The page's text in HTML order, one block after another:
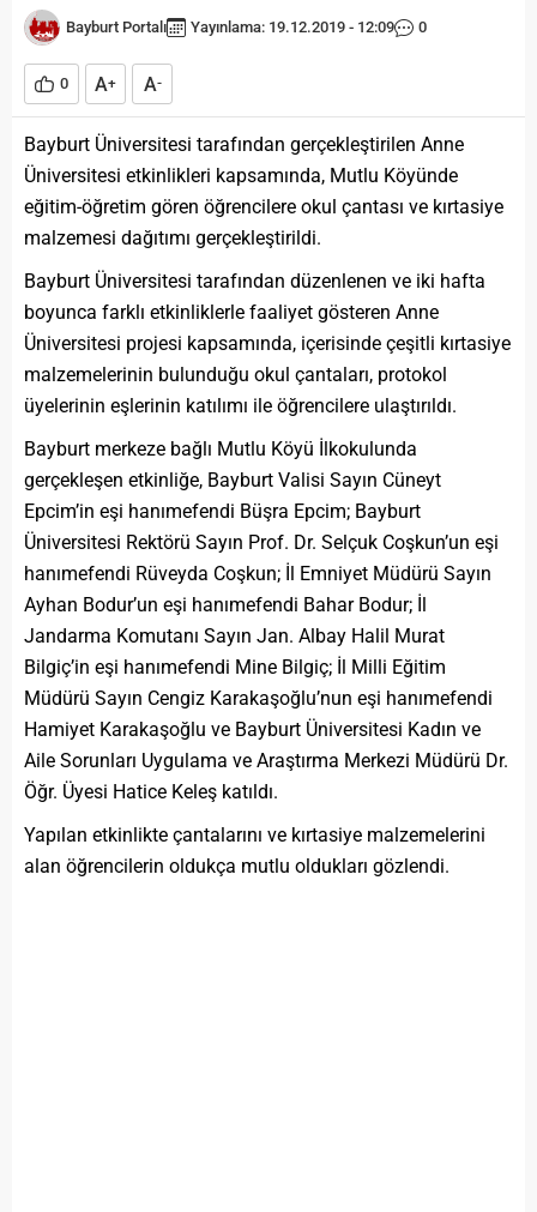
Bayburt Portalı Yayınlama: 19.12.2019 - 12:09 0
0 A+ A-
Bayburt Üniversitesi tarafından gerçekleştirilen Anne
Üniversitesi etkinlikleri kapsamında, Mutlu Köyünde
eğitim-öğretim gören öğrencilere okul çantası ve kırtasiye
malzemesi dağıtımı gerçekleştirildi.
Bayburt Üniversitesi tarafından düzenlenen ve iki hafta
boyunca farklı etkinliklerle faaliyet gösteren Anne
Üniversitesi projesi kapsamında, içerisinde çeşitli kırtasiye
malzemelerinin bulunduğu okul çantaları, protokol
üyelerinin eşlerinin katılımı ile öğrencilere ulaştırıldı.
Bayburt merkeze bağlı Mutlu Köyü İlkokulunda
gerçekleşen etkinliğe, Bayburt Valisi Sayın Cüneyt
Epcim’in eşi hanımefendi Büşra Epcim; Bayburt
Üniversitesi Rektörü Sayın Prof. Dr. Selçuk Coşkun’un eşi
hanımefendi Rüveyda Coşkun; İl Emniyet Müdürü Sayın
Ayhan Bodur’un eşi hanımefendi Bahar Bodur; İl
Jandarma Komutanı Sayın Jan. Albay Halil Murat
Bilgiç’in eşi hanımefendi Mine Bilgiç; İl Milli Eğitim
Müdürü Sayın Cengiz Karakaşoğlu’nun eşi hanımefendi
Hamiyet Karakaşoğlu ve Bayburt Üniversitesi Kadın ve
Aile Sorunları Uygulama ve Araştırma Merkezi Müdürü Dr.
Öğr. Üyesi Hatice Keleş katıldı.
Yapılan etkinlikte çantalarını ve kırtasiye malzemelerini
alan öğrencilerin oldukça mutlu oldukları gözlendi.